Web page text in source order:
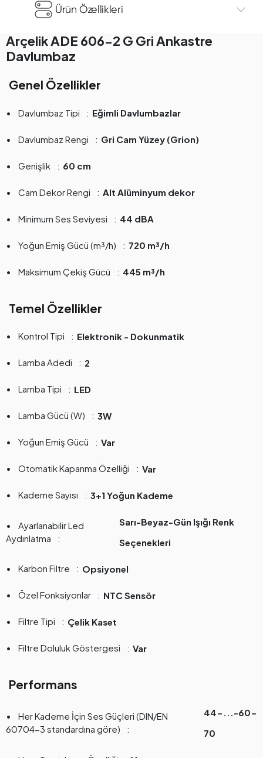
Ürün Özellikleri
Arçelik ADE 606-2 G Gri Ankastre
Davlumbaz
Genel Özellikler
Davlumbaz Tipi Eğimli Davlumbazlar
Davlumbaz Rengi Gri Cam Yüzey (Grion)
Genişlik 60 cm
Cam Dekor Rengi Alt Alüminyum dekor
Minimum Ses Seviyesi 44 dBA
Yoğun Emiş Gücü (m³/h) 720 m³/h
Maksimum Çekiş Gücü 445 m³/h
Temel Özellikler
Kontrol Tipi Elektronik - Dokunmatik
Lamba Adedi 2
Lamba Tipi LED
Lamba Gücü (W) 3W
Yoğun Emiş Gücü Var
Otomatik Kapanma Özelliği Var
Kademe Sayısı 3+1 Yoğun Kademe
Ayarlanabilir Led
Aydınlatma
Sarı-Beyaz-Gün Işığı Renk
Seçenekleri
Karbon Filtre Opsiyonel
Özel Fonksiyonlar NTC Sensör
Filtre Tipi Çelik Kaset
Filtre Doluluk Göstergesi Var
Performans
Her Kademe İçin Ses Güçleri (DIN/EN
60704-3 standardına göre)
44-...-60-
70